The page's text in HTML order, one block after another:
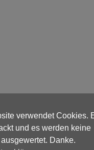
verwendet Cookies.
und es werden keine
Danke.